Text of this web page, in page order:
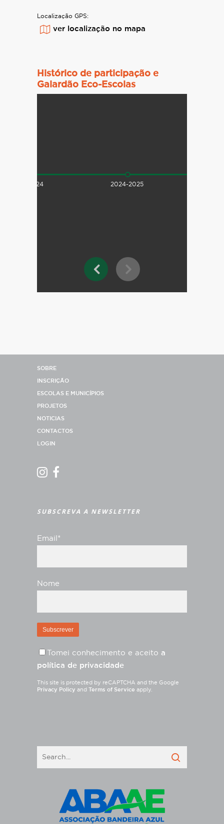
Localização GPS:
ver localização no mapa
Histórico de participação e
Galardão Eco-Escolas
2023-2024 2024-2025
SOBRE
INSCRIÇÃO
ESCOLAS E MUNICÍPIOS
PROJETOS
NOTICIAS
CONTACTOS
LOGIN
SUBSCREVA A NEWSLETTER
Email*
Nome
Tomei conhecimento e aceito a
política de privacidade
This site is protected by reCAPTCHA and the Google
Privacy Policy and Terms of Service apply.